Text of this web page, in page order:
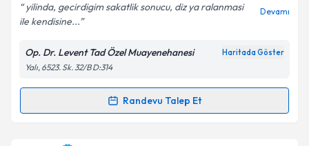
Kişisel verilerimin işlenmesine ilişkin
Aydınlatma
Metni'ni okudum ve kişisel verilerimin belirtilen
kapsamda işlenmesini kabul ediyorum.
yilinda, gecirdigim sakatlik sonucu, diz ya ralanmasi
ile kendisine...
Devamı
Op. Dr. Levent Tad Özel Muayenehanesi Haritada Göster
Yalı, 6523. Sk. 32/B D:314
Randevu Talep Et
Randevu Takvimi Talebi